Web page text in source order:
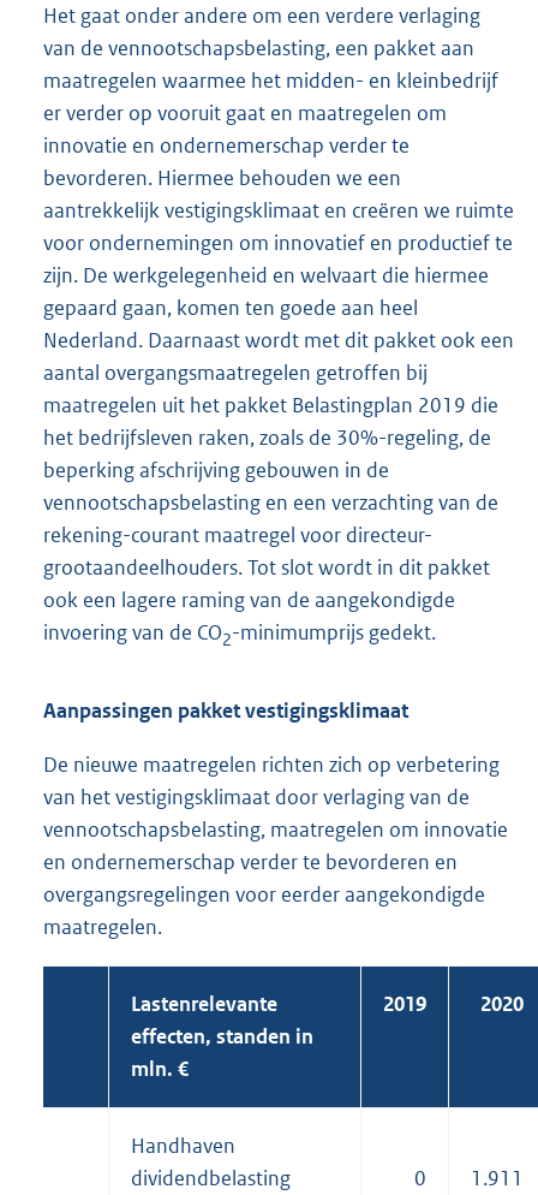
Het gaat onder andere om een verdere verlaging
van de vennootschapsbelasting, een pakket aan
maatregelen waarmee het midden- en kleinbedrijf
er verder op vooruit gaat en maatregelen om
innovatie en ondernemerschap verder te
bevorderen. Hiermee behouden we een
aantrekkelijk vestigingsklimaat en creëren we ruimte
voor ondernemingen om innovatief en productief te
zijn. De werkgelegenheid en welvaart die hiermee
gepaard gaan, komen ten goede aan heel
Nederland. Daarnaast wordt met dit pakket ook een
aantal overgangsmaatregelen getroffen bij
maatregelen uit het pakket Belastingplan 2019 die
het bedrijfsleven raken, zoals de 30%-regeling, de
beperking afschrijving gebouwen in de
vennootschapsbelasting en een verzachting van de
rekening-courant maatregel voor directeur-
grootaandeelhouders. Tot slot wordt in dit pakket
ook een lagere raming van de aangekondigde
invoering van de CO2-minimumprijs gedekt.
Aanpassingen pakket vestigingsklimaat
De nieuwe maatregelen richten zich op verbetering
van het vestigingsklimaat door verlaging van de
vennootschapsbelasting, maatregelen om innovatie
en ondernemerschap verder te bevorderen en
overgangsregelingen voor eerder aangekondigde
maatregelen.
Lastenrelevante
effecten, standen in
mln. €
2019 2020
Handhaven
dividendbelasting
0 1.911